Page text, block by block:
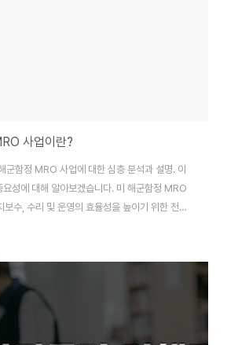
사업이란?
군함정 MRO 사업에 대한 심층 분석과 설명. 이
성에 대해 알아보겠습니다. 미 해군함정 MRO
수, 수리 및 운영의 효율성을 높이기 위한 전략
Repair, and Overhaul의 약자로,
군함을 유지보수하는 것을 넘어서, 예산의 효율
술을 적용하여 해군 작전의 전반적인 효율성을 개
해군의 보전성과 작전 적시성을 높이는 핵심적
국가의 방어 능력과 직결되는 중요한 요소입니